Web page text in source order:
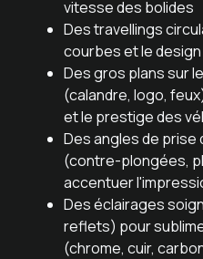
vitesse des bolides
Des travellings
courbes et le
Des gros plans sur
(calandre, logo,
et le prestige des
Des angles de prise
(contre-plongées,
accentuer
Des éclairages
reflets) pour
(chrome, cuir,